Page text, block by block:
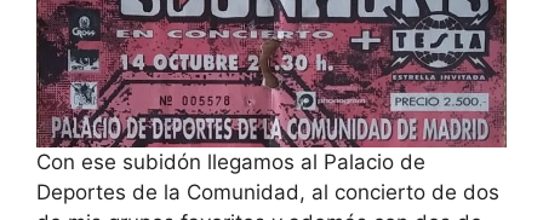
Con ese subidón llegamos al Palacio de
Deportes de la Comunidad, al concierto de dos